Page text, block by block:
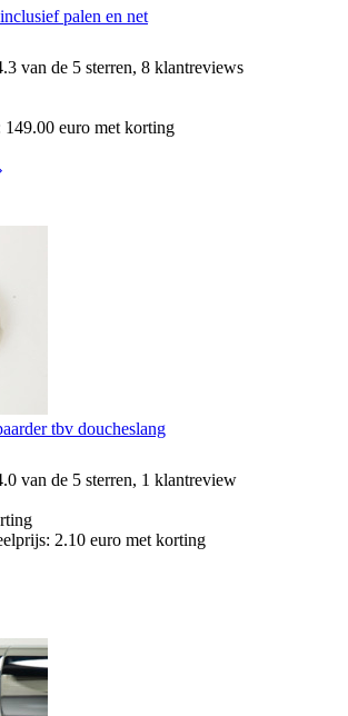
palen en net
van de 5 sterren, 8 klantreviews
euro met korting
tbv doucheslang
van de 5 sterren, 1 klantreview
2.10 euro met korting